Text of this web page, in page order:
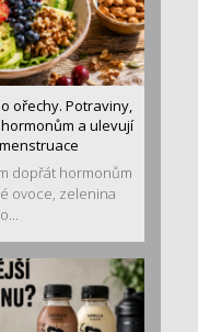
ořechy. Potraviny,
a ulevují
dopřát hormonům
ovoce, zelenina